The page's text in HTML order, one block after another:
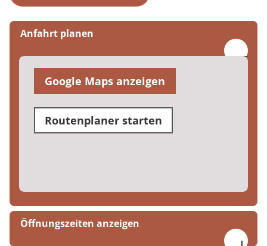
Anfahrt planen
Google Maps anzeigen
Routenplaner starten
Öffnungszeiten anzeigen